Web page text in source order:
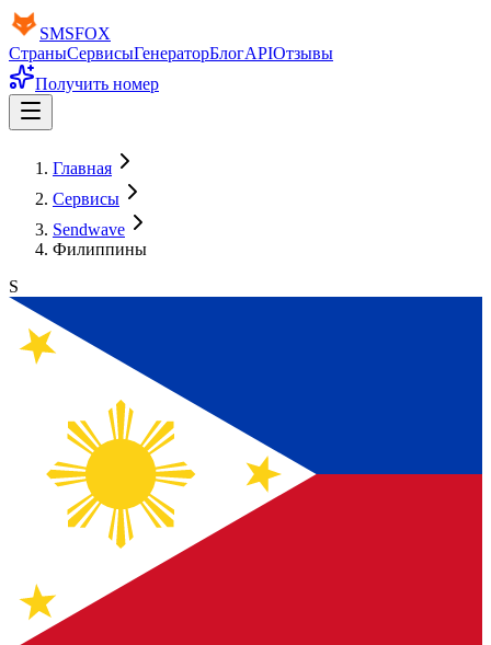
SMSFOX
СтраныСервисыГенераторБлогAPIОтзывы
Получить номер
Главная
Сервисы
Sendwave
Филиппины
S